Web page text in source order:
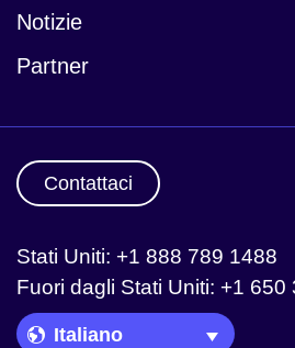
Notizie
Partner
Contattaci
Stati Uniti: +1 888 789 1488
Fuori dagli Stati Uniti: +1 650
Language Picker